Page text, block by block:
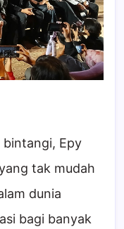
bintangi, Epy
tak mudah
dunia
bagi banyak